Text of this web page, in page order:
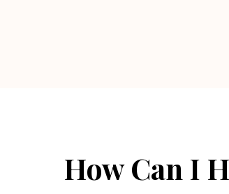
How Can I